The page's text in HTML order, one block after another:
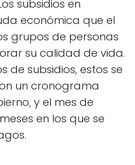
subsidios en
económica que el
grupos de personas
su calidad de vida.
de subsidios, estos se
un cronograma
y el mes de
en los que se